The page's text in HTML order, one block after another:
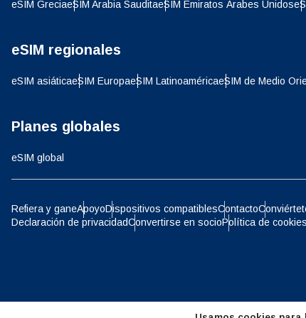
eSIM GreciaeSIM Arabia SauditaeSIM Emiratos Árabes Unidos
eSIM regionales
eSIM asiáticaeSIM EuropaeSIM LatinoaméricaeSIM de Medio
Planes globales
eSIM global
Refiera y ganeApoyoDispositivos compatiblesContacto
Declaración de privacidadConvertirse en socioPolítica de cookies